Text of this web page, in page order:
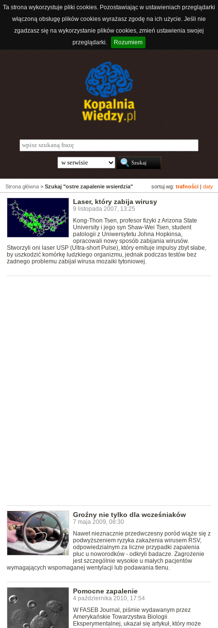
Ta strona wykorzystuje pliki cookies. Pozostawiając w ustawieniach przeglądarki
włączoną obsługę plików cookies wyrażasz zgodę na ich użycie. Jeśli nie
zgadzasz się na wykorzystanie plików cookies, zmień ustawienia swojej
przeglądarki.
Rozumiem
sortuj wg: trafności daty
Strona główna > Szukaj "ostre zapalenie wsierdzia"
Laser, który zabija wirusy
9 listopada 2007, 13:25
Kong-Thon Tsen, profesor fizyki z Arizona State
University i jego syn Shaw-Wei Tsen, student
patologii z Uniwersytetu Johna Hopkinsa,
opracowali nowy sposób zabijania wirusów.
Stworzyli oni laser USP (Ultra-short Pulse), który emituje impulsy zbyt słabe,
by uszkodzić komórkę ludzkiego organizmu, jednak podczas testów bez
żadnego problemu zabijał wirusa mozaiki tytoniowej.
Groźny nie tylko dla wcześniaków
7 maja 2009, 08:30
Nawet nieznacznie przedwczesny poród wiąże się z
podwyższeniem ryzyka zakażenia wirusem RSV,
odpowiedzialnym za liczne przypadki zapalenia
płuc u noworodków - odkryli badacze. Zagrożenie
jest szczególnie wysokie u małych pacjentów
wymagających wspomaganej wentylacji lub podawania tlenu.
Pomocne zapalenie
4 października 2010, 17:54
W FASEB Journal, piśmie wydawanym przez
Amerykańskie Towarzystwa Biologii
Eksperymentalnej, ukazał się artykuł, który może